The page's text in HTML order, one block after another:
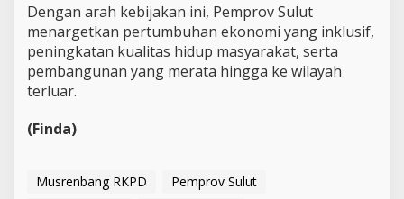
Dengan arah kebijakan ini, Pemprov Sulut
menargetkan pertumbuhan ekonomi yang inklusif,
peningkatan kualitas hidup masyarakat, serta
pembangunan yang merata hingga ke wilayah
terluar.
(Finda)
Musrenbang RKPD
Pemprov Sulut